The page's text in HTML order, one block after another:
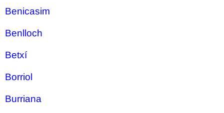
Benicasim
Benlloch
Betxí
Borriol
Burriana